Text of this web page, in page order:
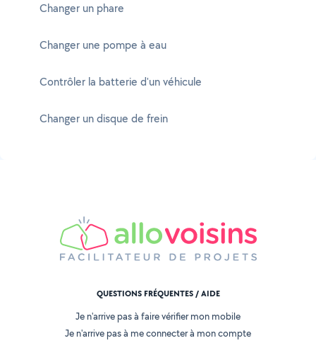
Changer un phare
Changer une pompe à eau
Contrôler la batterie d'un véhicule
Changer un disque de frein
QUESTIONS FRÉQUENTES / AIDE
Je n'arrive pas à faire vérifier mon mobile
Je n'arrive pas à me connecter à mon compte